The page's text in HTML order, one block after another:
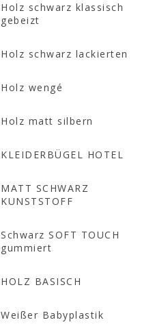
Holz schwarz klassisch
gebeizt
Holz schwarz lackierten
Holz wengé
Holz matt silbern
KLEIDERBÜGEL HOTEL
MATT SCHWARZ
KUNSTSTOFF
Schwarz SOFT TOUCH
gummiert
HOLZ BASISCH
Weißer Babyplastik